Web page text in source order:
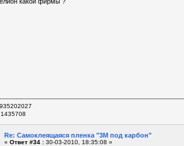
Re: Самоклеящаяся пленка "3М под карбон"
« Ответ #34 : 30-03-2010, 18:35:08 »